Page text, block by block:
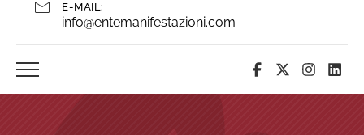
E-MAIL:
info@entemanifestazioni.com